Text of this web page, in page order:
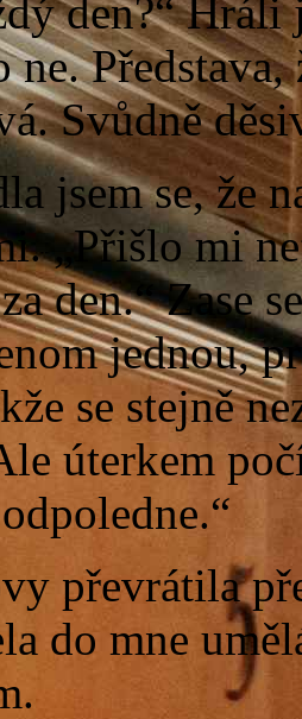
den?“ Hráli
Svůdně
jsem se, že
„Přišlo mi
den.“ Zase
jednou,
se stejně
úterkem
převrátila
do mne